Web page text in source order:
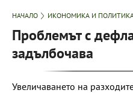
НАЧАЛО ИКОНОМИКА И
Проблемът с
задълбочава
Увеличаването на